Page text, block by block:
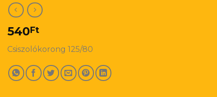
540Ft
Csiszolókorong 125/80